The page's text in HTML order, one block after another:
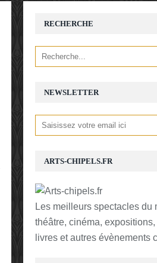
NEWSLETTER
RECHERCHE
ARTS-CHIPELS.FR
Les meilleurs spectacles du
théâtre, cinéma,
livres et autres évènements